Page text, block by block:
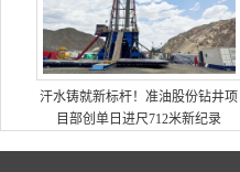
汗水铸就新标杆！准油股份钻井项
目部创单日进尺712米新纪录